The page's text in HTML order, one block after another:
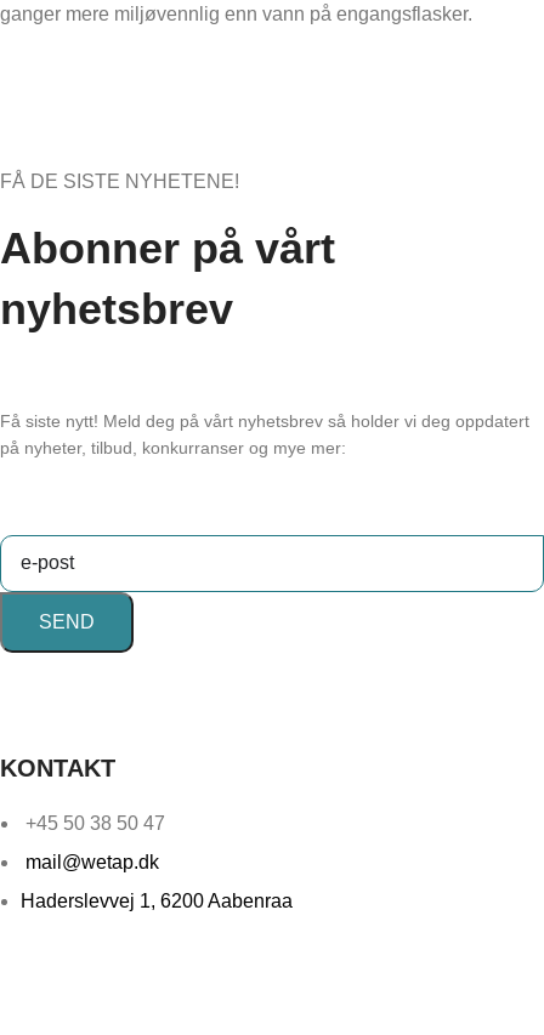
ganger mere miljøvennlig enn vann på engangsflasker.
FÅ DE SISTE NYHETENE!
Abonner på vårt
nyhetsbrev
Få siste nytt! Meld deg på vårt nyhetsbrev så holder vi deg oppdatert
på nyheter, tilbud, konkurranser og mye mer:
SEND
KONTAKT
+45 50 38 50 47
mail@wetap.dk
Haderslevvej 1, 6200 Aabenraa